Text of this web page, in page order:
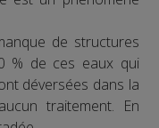
de structures
% de ces eaux qui
déversées dans la
traitement. En